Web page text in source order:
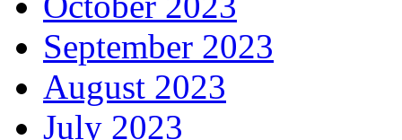
September 2023
August 2023
July 2023